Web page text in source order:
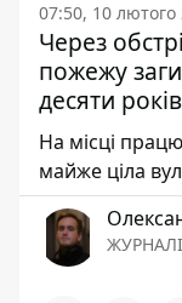
07:50, 10 лютого
Через
пожежу
десяти
На місці
майже ціла